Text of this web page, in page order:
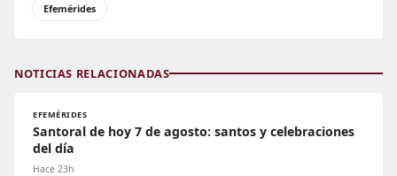
Efemérides
NOTICIAS RELACIONADAS
EFEMÉRIDES
Santoral de hoy 7 de agosto: santos y celebraciones
del día
Hace 23h